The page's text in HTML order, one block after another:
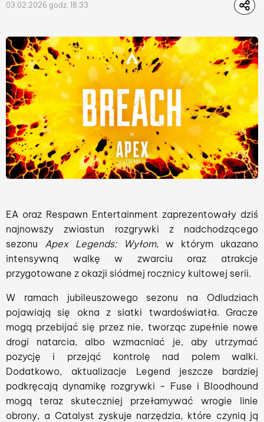
03.02.2026 godz. 18:33
EA oraz Respawn Entertainment zaprezentowały dziś
najnowszy zwiastun rozgrywki z nadchodzącego
sezonu Apex Legends: Wyłom, w którym ukazano
intensywną walkę w zwarciu oraz atrakcje
przygotowane z okazji siódmej rocznicy kultowej serii.
W ramach jubileuszowego sezonu na Odludziach
pojawiają się okna z siatki twardoświatła. Gracze
mogą przebijać się przez nie, tworząc zupełnie nowe
drogi natarcia, albo wzmacniać je, aby utrzymać
pozycję i przejąć kontrolę nad polem walki.
Dodatkowo, aktualizacje Legend jeszcze bardziej
podkręcają dynamikę rozgrywki - Fuse i Bloodhound
mogą teraz skuteczniej przełamywać wrogie linie
obrony, a Catalyst zyskuje narzędzia, które czynią ją